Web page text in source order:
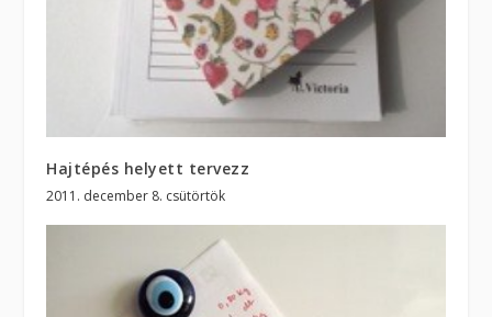
Hajtépés helyett tervezz
2011. december 8. csütörtök